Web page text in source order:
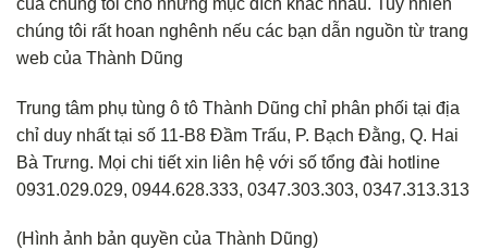
chúng tôi rất hoan nghênh nếu các bạn dẫn nguồn từ trang
web của Thành Dũng
Trung tâm phụ tùng ô tô Thành Dũng chỉ phân phối tại địa
chỉ duy nhất tại số 11-B8 Đầm Trấu, P. Bạch Đằng, Q. Hai
Bà Trưng. Mọi chi tiết xin liên hệ với số tổng đài hotline
0931.029.029, 0944.628.333, 0347.303.303, 0347.313.313
(Hình ảnh bản quyền của Thành Dũng)